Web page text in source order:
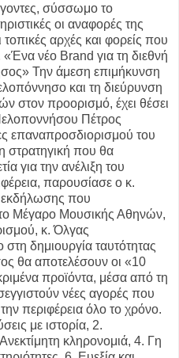
σύσσωμο το
οι αναφορές της
αρχές και φορείς που
«Ένα νέο Brand για τη διεθνή
Την άμεση επιμήκυνση
και τη διεύρυνση
στον προορισμό, έχει θέσει
Πέτρος
επαναπροσδιορισμού του
στρατηγική που θα
για την ανέλιξη του
παρουσίασε ο κ.
εκδήλωσης που
Μέγαρο Μουσικής Αθηνών,
κ. Όλγας
δημιουργία ταυτότητας
θα αποτελέσουν οι «10
προϊόντα, μέσα από τη
νέες αγορές που
περιφέρεια όλο το χρόνο.
με ιστορία, 2.
κληρονομιά, 4. Γη